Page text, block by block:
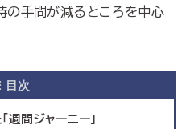
の手間が減るところを中心
目次
週間ジャーニー」